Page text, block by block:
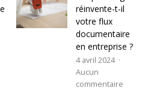
réinvente-t-il
votre flux
documentaire
en entreprise ?
4 avril 2024
Aucun
commentaire